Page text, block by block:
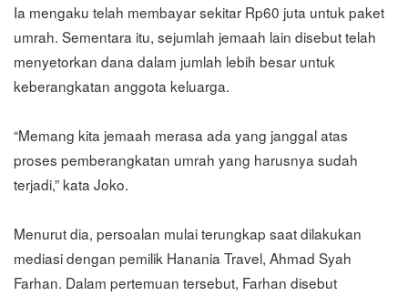
Ia mengaku telah membayar sekitar Rp60 juta untuk paket
umrah. Sementara itu, sejumlah jemaah lain disebut telah
menyetorkan dana dalam jumlah lebih besar untuk
keberangkatan anggota keluarga.
“Memang kita jemaah merasa ada yang janggal atas
proses pemberangkatan umrah yang harusnya sudah
terjadi,” kata Joko.
Menurut dia, persoalan mulai terungkap saat dilakukan
mediasi dengan pemilik Hanania Travel, Ahmad Syah
Farhan. Dalam pertemuan tersebut, Farhan disebut